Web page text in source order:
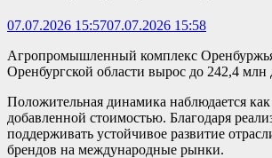
07.07.2026 15:5707.07.2026 15:58
Агропромышленный комплекс Оренбуржья
Оренбургской области вырос до 242,4
Положительная динамика наблюдается
добавленной стоимостью. Благодаря
поддерживать устойчивое развитие
брендов на международные рынки.